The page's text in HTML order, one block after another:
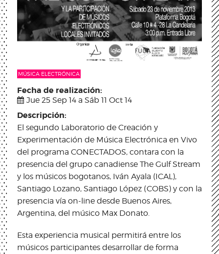
MÚSICA ELECTRÓNICA
Fecha de realización:
Jue 25 Sep 14 a Sáb 11 Oct 14
Descripción:
El segundo Laboratorio de Creación y
Experimentación de Música Electrónica en Vivo
del programa CONECTADOS, contara con la
presencia del grupo canadiense The Gulf Stream
y los músicos bogotanos, Iván Ayala (ICAL),
Santiago Lozano, Santiago López (COBS) y con la
presencia vía on-line desde Buenos Aires,
Argentina, del músico Max Donato.
Esta experiencia musical permitirá entre los
músicos participantes desarrollar de forma